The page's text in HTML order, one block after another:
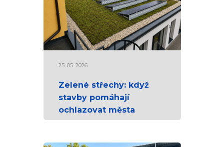
25. 05. 2026
Zelené střechy: když
stavby pomáhají
ochlazovat města